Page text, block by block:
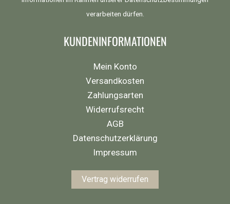
verarbeiten dürfen.
KUNDENINFORMATIONEN
Mein Konto
Versandkosten
Zahlungsarten
Widerrufsrecht
AGB
Datenschutzerklärung
Impressum
Vertrag widerrufen